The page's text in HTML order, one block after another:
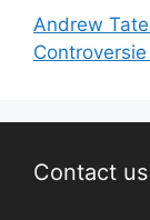
Andrew
Contact us